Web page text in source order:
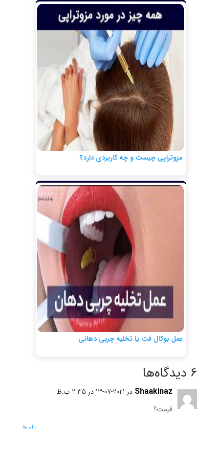
مزوتراپی چیست و چه کاربردی دارد؟
عمل بوکال فت یا تخلیه چربی دهانی
6 دیدگاه‌ها
Shaakinaz در 2021-07-13 در 2:35 ب.ظ
قیمت؟
پاسخ